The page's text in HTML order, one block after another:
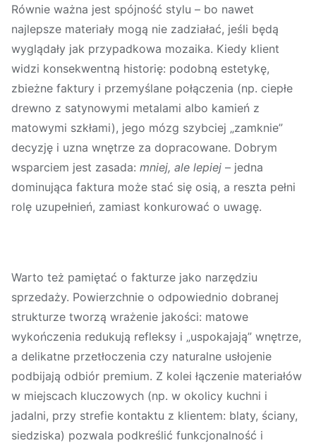
Równie ważna jest spójność stylu – bo nawet
najlepsze materiały mogą nie zadziałać, jeśli będą
wyglądały jak przypadkowa mozaika. Kiedy klient
widzi konsekwentną historię: podobną estetykę,
zbieżne faktury i przemyślane połączenia (np. ciepłe
drewno z satynowymi metalami albo kamień z
matowymi szkłami), jego mózg szybciej „zamknie”
decyzję i uzna wnętrze za dopracowane. Dobrym
wsparciem jest zasada: mniej, ale lepiej – jedna
dominująca faktura może stać się osią, a reszta pełni
rolę uzupełnień, zamiast konkurować o uwagę.
Warto też pamiętać o fakturze jako narzędziu
sprzedaży. Powierzchnie o odpowiednio dobranej
strukturze tworzą wrażenie jakości: matowe
wykończenia redukują refleksy i „uspokajają” wnętrze,
a delikatne przetłoczenia czy naturalne usłojenie
podbijają odbiór premium. Z kolei łączenie materiałów
w miejscach kluczowych (np. w okolicy kuchni i
jadalni, przy strefie kontaktu z klientem: blaty, ściany,
siedziska) pozwala podkreślić funkcjonalność i